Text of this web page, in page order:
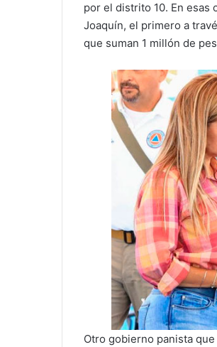
por el distrito 10. En esas
Joaquín, el primero a
que suman 1 millón de
Otro gobierno panista